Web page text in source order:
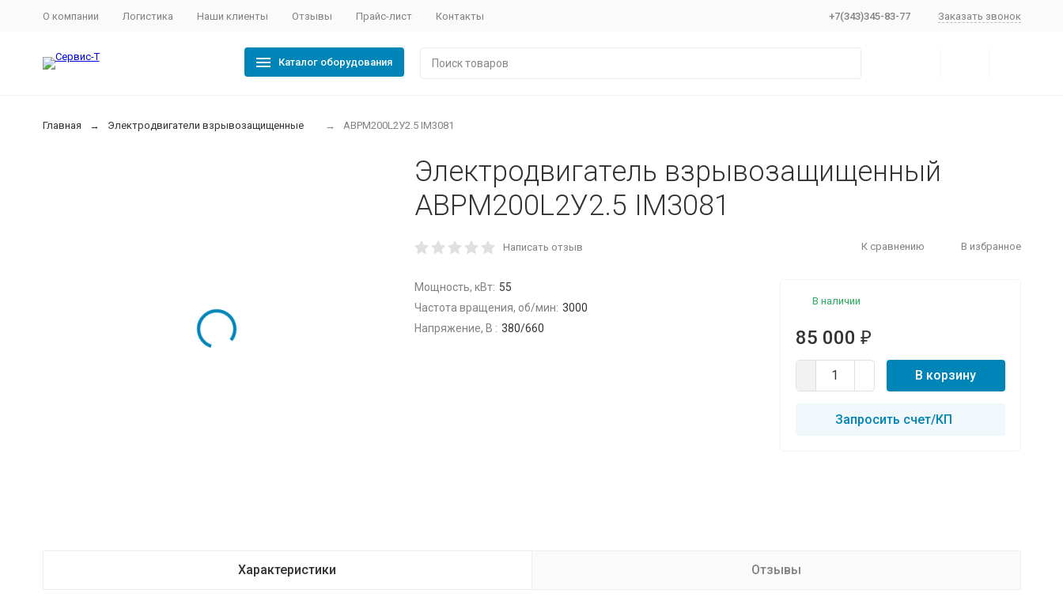
О компании Логистика Наши клиенты Отзывы Прайс-лист Контакты +7(343)345-83-77 Заказать звонок
Каталог оборудования
Главная Электродвигатели взрывозащищенные АВРМ200L2У2.5 IM3081
Электродвигатель взрывозащищенный
АВРМ200L2У2.5 IM3081
Написать отзыв К сравнению В избранное
Мощность, кВт: 55
Частота вращения, об/мин: 3000
Напряжение, В : 380/660
В наличии
85 000 ₽
В корзину
Запросить счет/КП
Характеристики Отзывы